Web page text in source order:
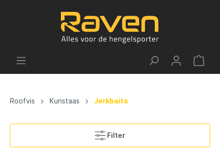
Roofvis Kunstaas Jerkbaits
Filter